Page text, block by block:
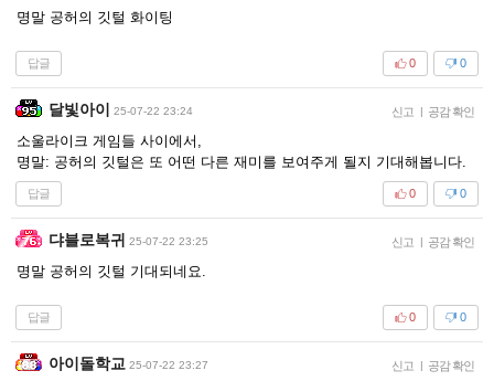
명말 공허의 깃털 화이팅
답글 0
0
달빛아이 25-07-22 23:24 신고 | 공감 확인
소울라이크 게임들 사이에서,
명말: 공허의 깃털은 또 어떤 다른 재미를 보여주게 될지 기대해봅니다.
답글 0
0
댜블로복귀 25-07-22 23:25 신고 | 공감 확인
명말 공허의 깃털 기대되네요.
답글 0
0
아이돌학교 25-07-22 23:27 신고 | 공감 확인